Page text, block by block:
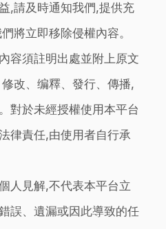
,請及時通知我們,提供充
將立即移除侵權內容。
容須註明出處並附上原文
改、编釋、發行、傳播,
對於未經授權使用本平台
律責任,由使用者自行承
人見解,不代表本平台立
誤、遺漏或因此導致的任